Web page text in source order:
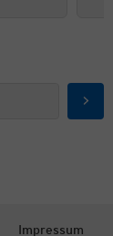
Impressum